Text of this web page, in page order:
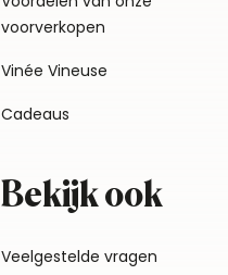
voorverkopen
Vinée Vineuse
Cadeaus
Bekijk ook
Veelgestelde vragen